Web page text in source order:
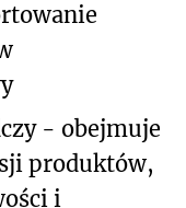
- obejmuje
produktów,
i